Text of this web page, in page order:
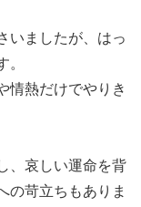
いましたが、はっ
。
情熱だけでやりき
、哀しい運命を背
の苛立ちもありま